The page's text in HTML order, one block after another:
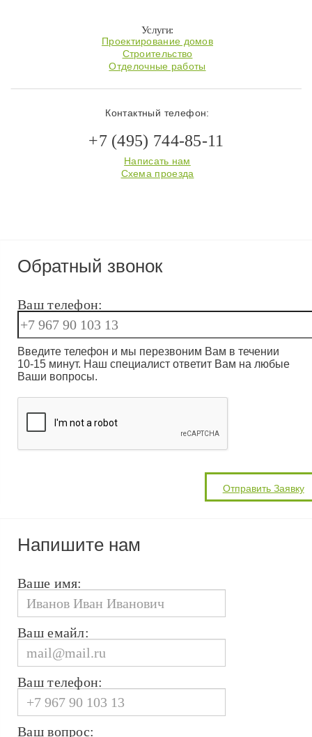
Услуги:
Проектирование домов
Строительство
Отделочные работы
Контактный телефон:
+7 (495) 744-85-11
Написать нам
Схема проезда
Обратный звонок
Ваш телефон:
Введите телефон и мы перезвоним Вам в течении
10-15 минут. Наш специалист ответит Вам на любые
Ваши вопросы.
Напишите нам
Ваше имя:
Ваш емайл:
Ваш телефон:
Ваш вопрос: